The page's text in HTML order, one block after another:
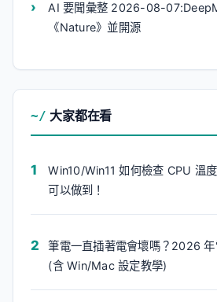
AI 要聞彙整 2026-08-
《Nature》並開源
大家都在看
Win10/Win11 如何檢查 CPU 溫
可以做到！
筆電一直插著電會壞嗎？2026
(含 Win/Mac 設定教學)